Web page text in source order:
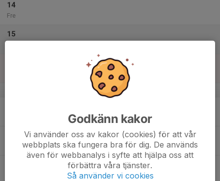
14
Fre
15
v.34
Godkänn kakor
Vi använder oss av kakor (cookies) för att vår
webbplats ska fungera bra för dig. De används
även för webbanalys i syfte att hjälpa oss att
förbättra våra tjänster.
Så använder vi cookies